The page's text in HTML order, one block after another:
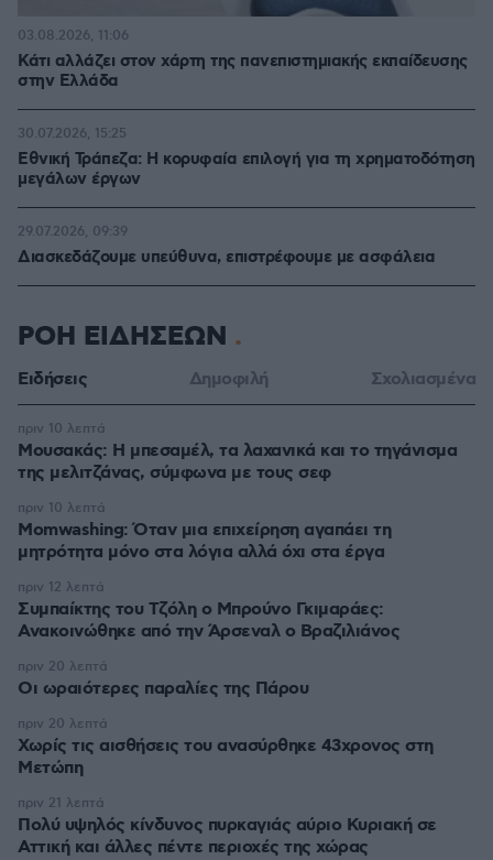
Κάτι αλλάζει στον χάρτη της πανεπιστημιακής εκπαίδευσης
στην Ελλάδα
03.08.2026, 11:06
Εθνική Τράπεζα: Η κορυφαία επιλογή για τη χρηματοδότηση
μεγάλων έργων
30.07.2026, 15:25
Διασκεδάζουμε υπεύθυνα, επιστρέφουμε με ασφάλεια
29.07.2026, 09:39
ΡΟΗ ΕΙΔΗΣΕΩΝ
Ειδήσεις Δημοφιλή Σχολιασμένα
Μουσακάς: Η μπεσαμέλ, τα λαχανικά και το τηγάνισμα
της μελιτζάνας, σύμφωνα με τους σεφ
πριν 10 λεπτά
Momwashing: Όταν μια επιχείρηση αγαπάει τη
μητρότητα μόνο στα λόγια αλλά όχι στα έργα
πριν 10 λεπτά
Συμπαίκτης του Τζόλη ο Μπρούνο Γκιμαράες:
Ανακοινώθηκε από την Άρσεναλ ο Βραζιλιάνος
πριν 12 λεπτά
Οι ωραιότερες παραλίες της Πάρου
πριν 20 λεπτά
Χωρίς τις αισθήσεις του ανασύρθηκε 43χρονος στη
Μετώπη
πριν 20 λεπτά
Πολύ υψηλός κίνδυνος πυρκαγιάς αύριο Κυριακή σε
Αττική και άλλες πέντε περιοχές της χώρας
πριν 21 λεπτά